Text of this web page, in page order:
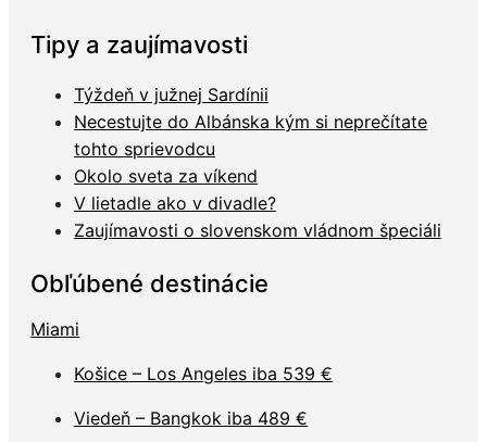
Tipy a zaujímavosti
Týždeň v južnej Sardínii
Necestujte do Albánska kým si neprečítate
tohto sprievodcu
Okolo sveta za víkend
V lietadle ako v divadle?
Zaujímavosti o slovenskom vládnom špeciáli
Obľúbené destinácie
Miami
Košice – Los Angeles iba 539 €
Viedeň – Bangkok iba 489 €